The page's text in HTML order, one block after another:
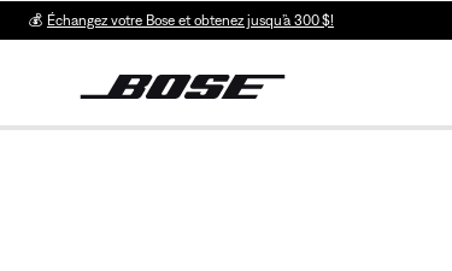
💰 Échangez votre Bose et obtenez jusqu’à 300 $!